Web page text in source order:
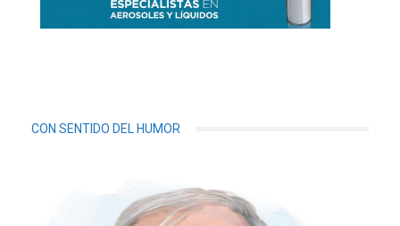
CON SENTIDO DEL HUMOR